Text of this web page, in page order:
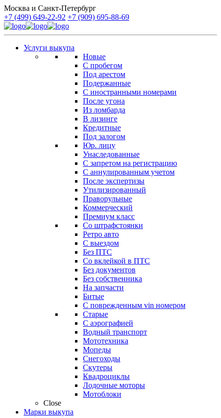
Москва и Санкт-Петербург
+7 (499) 649-22-92 +7 (909) 695-88-69
Услуги выкупа
Новые
С пробегом
Под арестом
Подержанные
С иностранными номерами
После угона
Из ломбарда
В лизинге
Кредитные
Под залогом
Юр. лицу
Унаследованные
С запретом на регистрацию
С аннулированным учетом
После экспертизы
Утилизированный
Праворульные
Коммерческий
Премиум класс
Со штрафстоянки
Ретро авто
С выездом
Без ПТС
Со вклейкой в ПТС
Без документов
Без собственника
На запчасти
Битые
С поврежденным vin номером
Старые
С аэрографией
Водный транспорт
Мототехника
Мопеды
Снегоходы
Скутеры
Квадроциклы
Лодочные моторы
Мотоблоки
Close
Марки выкупа